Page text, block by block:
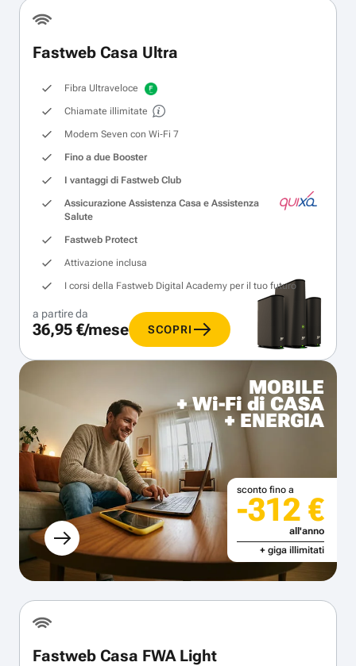
Fastweb Casa Ultra
Fibra Ultraveloce
Chiamate illimitate
Modem Seven con Wi‑Fi 7
Fino a due Booster
I vantaggi di Fastweb Club
Assicurazione Assistenza Casa e Assistenza
Salute
Fastweb Protect
Attivazione inclusa
I corsi della Fastweb Digital Academy per il tuo futuro
a partire da
36,95 €/mese SCOPRI
MOBILE
+ Wi-Fi di CASA
+ ENERGIA
sconto fino a
-312 €
all'anno
+ giga illimitati
Fastweb Casa FWA Light